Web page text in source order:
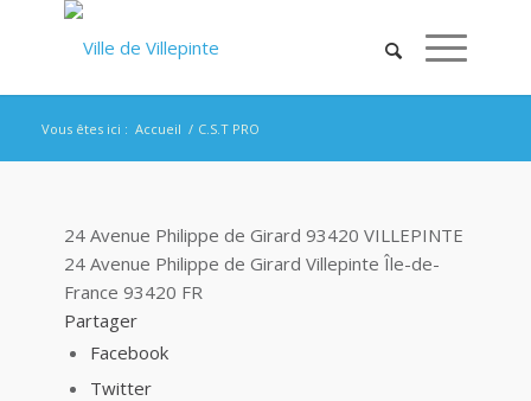
Vous êtes ici : Accueil / C.S.T PRO
24 Avenue Philippe de Girard 93420 VILLEPINTE
24 Avenue Philippe de Girard Villepinte Île-de-
France 93420 FR
Partager
Facebook
Twitter